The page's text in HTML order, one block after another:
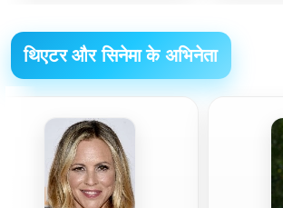
थिएटर और सिनेमा के अभिनेता